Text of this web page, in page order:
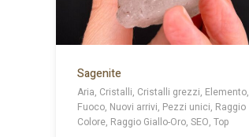
Sagenite
Aria, Cristalli, Cristalli grezzi, Elemento,
Fuoco, Nuovi arrivi, Pezzi unici, Raggio
Colore, Raggio Giallo-Oro, SEO, Top